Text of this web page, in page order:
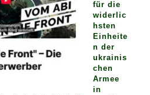
für die
widerlic
hsten
Einheite
n der
ukrainis
chen
Armee
in